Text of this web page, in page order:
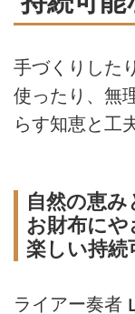
手づくりした
使ったり、無
らす知恵と工
自然の恵
お財布にや
楽しい持続
ライアー奏者